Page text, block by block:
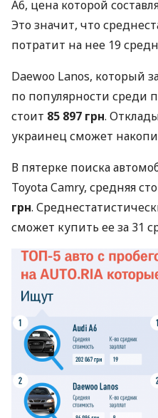
A6, цена которой
Это значит, что
потратит на нее 19
Daewoo Lanos, который
по популярности среди
стоит 85 897 грн.
украинец сможет
В пятерке поиска
Toyota Camry, средняя
грн.
сможет купить ее за 31